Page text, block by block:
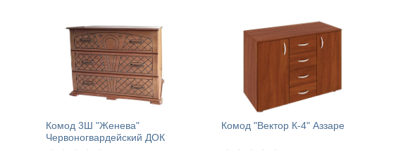
Комод 3Ш "Женева"
Червоногвардейский ДОК
Комод "Вектор К-4" Аззаре